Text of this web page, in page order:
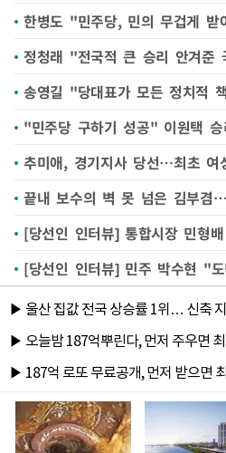
"민주당 구하기 성공" 이원택
추미애, 경기지사 당선…최초 여
끝내 보수의 벽 못 넘은 김부겸